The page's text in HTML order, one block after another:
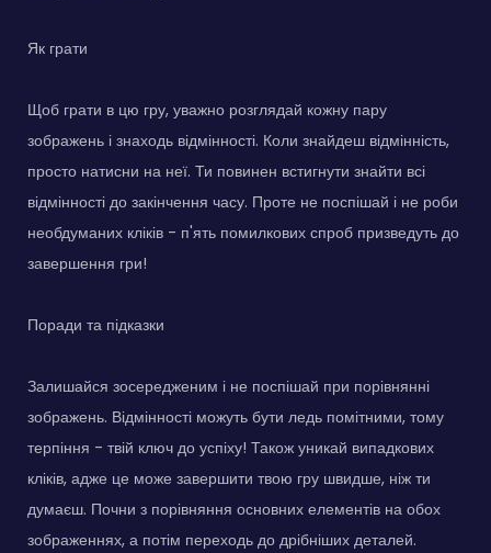
Як грати
Щоб грати в цю гру, уважно розглядай кожну пару
зображень і знаходь відмінності. Коли знайдеш відмінність,
просто натисни на неї. Ти повинен встигнути знайти всі
відмінності до закінчення часу. Проте не поспішай і не роби
необдуманих кліків - п'ять помилкових спроб призведуть до
завершення гри!
Поради та підказки
Залишайся зосередженим і не поспішай при порівнянні
зображень. Відмінності можуть бути ледь помітними, тому
терпіння - твій ключ до успіху! Також уникай випадкових
кліків, адже це може завершити твою гру швидше, ніж ти
думаєш. Почни з порівняння основних елементів на обох
зображеннях, а потім переходь до дрібніших деталей.